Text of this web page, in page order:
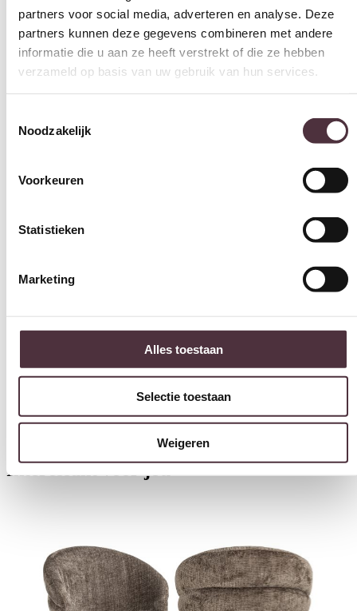
partners voor social media, adverteren en analyse. Deze
partners kunnen deze gegevens combineren met andere
informatie die u aan ze heeft verstrekt of die ze hebben
verzameld op basis van uw gebruik van hun services.
Noodzakelijk
Voorkeuren
Statistieken
Marketing
Alles toestaan
Selectie toestaan
Weigeren
In winkelwagen
Productinformatie
Fauteuils
2 jaar CBWgarantieop meubelen
2500m2 showroom
Interessant voor jou